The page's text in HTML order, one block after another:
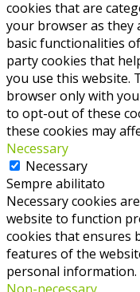
cookies that are
your browser as
basic functionalities
party cookies that
you use this website.
browser only with
to opt-out of these
these cookies may
Necessary
Necessary
Sempre abilitato
Necessary cookies
website to function
cookies that ensures
features of the
personal information.
Non-necessary